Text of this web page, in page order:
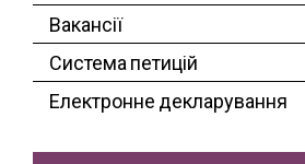
Вакансії
Система петицій
Електронне декларування